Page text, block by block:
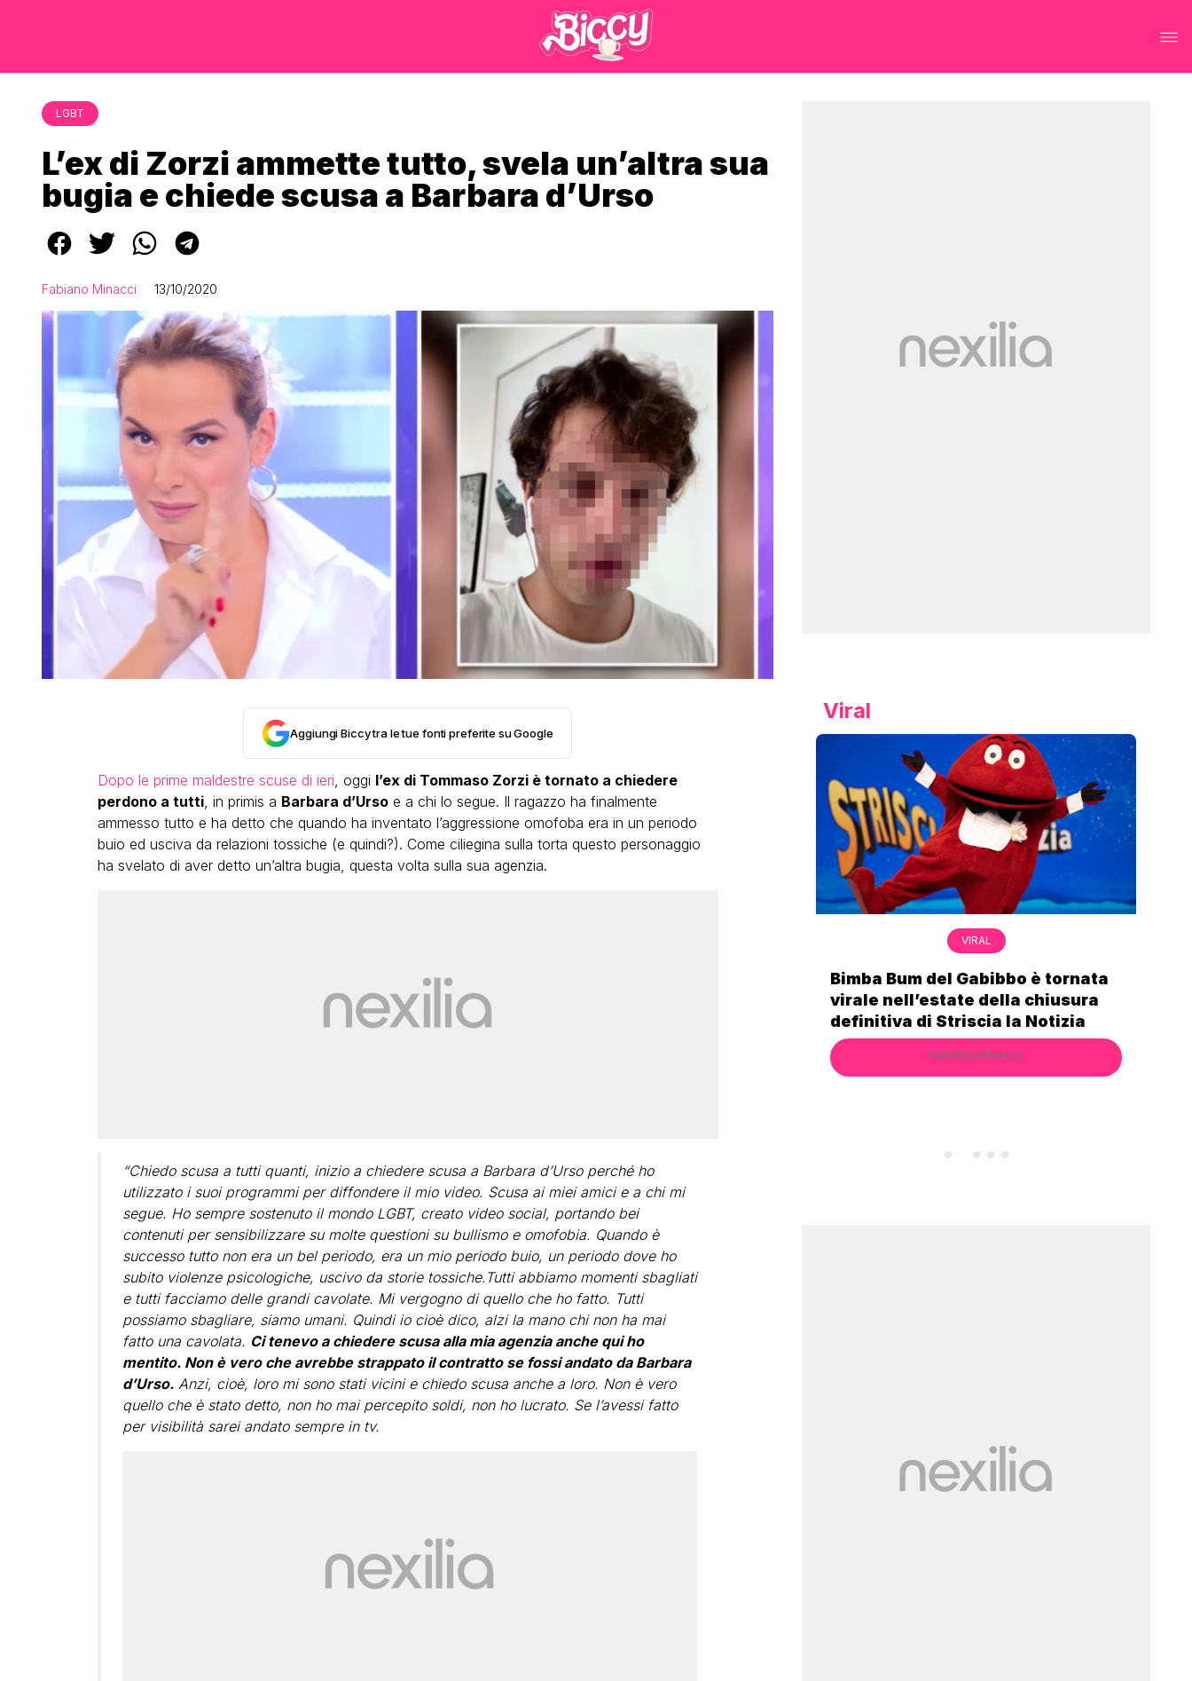
LGBT
L’ex di Zorzi ammette tutto, svela un’altra sua
bugia e chiede scusa a Barbara d’Urso
Fabiano Minacci 13/10/2020
Aggiungi Biccy tra le tue fonti preferite su Google
Dopo le prime maldestre scuse di ieri, oggi l’ex di Tommaso Zorzi è tornato a chiedere
perdono a tutti, in primis a Barbara d’Ursoe a chi lo segue. Il ragazzo ha finalmente
ammesso tutto e ha detto che quando ha inventato l’aggressione omofoba era in un periodo
buio ed usciva da relazioni tossiche (e quindi?). Come ciliegina sulla torta questo personaggio
ha svelato di aver detto un’altra bugia, questa volta sulla sua agenzia.
“Chiedo scusa a tutti quanti, inizio a chiedere scusa a Barbara d’Urso perché ho
utilizzato i suoi programmi per diffondere il mio video. Scusa ai miei amici e a chi mi
segue. Ho sempre sostenuto il mondo LGBT, creato video social, portando bei
contenuti per sensibilizzare su molte questioni su bullismo e omofobia. Quando è
successo tutto non era un bel periodo, era un mio periodo buio, un periodo dove ho
subito violenze psicologiche, uscivo da storie tossiche.Tutti abbiamo momenti sbagliati
e tutti facciamo delle grandi cavolate. Mi vergogno di quello che ho fatto. Tutti
possiamo sbagliare, siamo umani. Quindi io cioè dico, alzi la mano chi non ha mai
fatto una cavolata. Ci tenevo a chiedere scusa alla mia agenzia anche qui ho
mentito. Non è vero che avrebbe strappato il contratto se fossi andato da Barbara
d’Urso.Anzi, cioè, loro mi sono stati vicini e chiedo scusa anche a loro. Non è vero
quello che è stato detto, non ho mai percepito soldi, non ho lucrato. Se l’avessi fatto
per visibilità sarei andato sempre in tv.
Viral
VIRAL
Bimba Bum del Gabibbo è tornata
virale nell’estate della chiusura
definitiva di Striscia la Notizia
FABIANO MINACCI